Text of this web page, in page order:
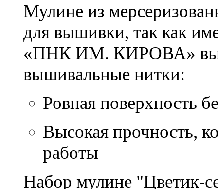
Мулине из
для вышивки, так как
«ПНК ИМ. КИРОВА»
вышивальные нитки:
Ровная поверхность
Высокая прочность,
работы
Набор мулине "Цветик-